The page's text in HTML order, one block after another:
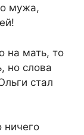
мужа,
на мать, то
но слова
стал